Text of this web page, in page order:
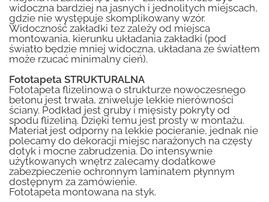
widoczna bardziej na jasnych i jednolitych miejscach,
gdzie nie występuje skomplikowany wzór.
Widoczność zakładki tez zależy od miejsca
montowania, kierunku układania zakładki (pod
światło będzie mniej widoczna, układana ze światłem
może rzucać minimalny cień).
Fototapeta STRUKTURALNA
Fototapeta flizelinowa o strukturze nowoczesnego
betonu jest trwała, zniweluje lekkie nierówności
ściany. Podkład jest gruby i mięsisty pokryty od
spodu flizeliną. Dzięki temu jest prosty w montażu.
Materiał jest odporny na lekkie pocieranie, jednak nie
polecamy do dekoracji miejsc narażonych na częsty
dotyk i mocne zabrudzenia. Do intensywnie
użytkowanych wnętrz zalecamy dodatkowe
zabezpieczenie ochronnym laminatem płynnym
dostępnym za zamówienie.
Fototapeta montowana na styk.